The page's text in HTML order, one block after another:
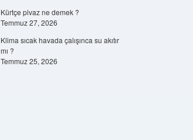
Kürtçe pivaz ne demek ?
Temmuz 27, 2026
Klima sıcak havada çalışınca su akıtır
mı ?
Temmuz 25, 2026